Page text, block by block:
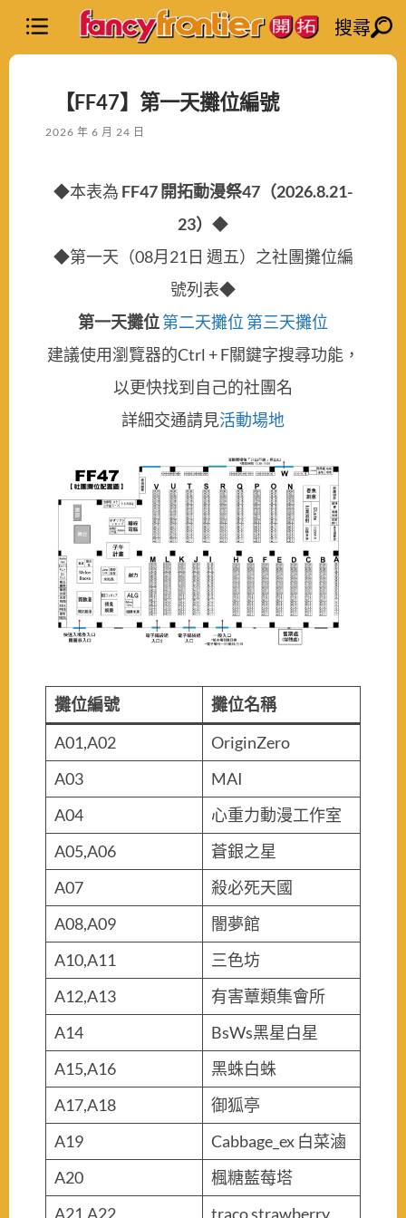
搜尋
【FF47】第一天攤位編號
2026 年 6 月 24 日
◆本表為 FF47 開拓動漫祭47（2026.8.21-
23） ◆
◆第一天（08月21日 週五）之社團攤位編
號列表◆
第一天攤位第二天攤位 第三天攤位
建議使用瀏覽器的Ctrl + F關鍵字搜尋功能，
以更快找到自己的社團名
詳細交通請見活動場地
攤位編號
攤位名稱
A01,A02
OriginZero
A03
MAI
A04
心重力動漫工作室
A05,A06
蒼銀之星
A07
殺必死天國
A08,A09
闇夢館
A10,A11
三色坊
A12,A13
有害蕈類集會所
A14
BsWs黑星白星
A15,A16
黑蛛白蛛
A17,A18
御狐亭
A19
Cabbage_ex 白菜滷
A20
楓糖藍莓塔
A21,A22
traco strawberry